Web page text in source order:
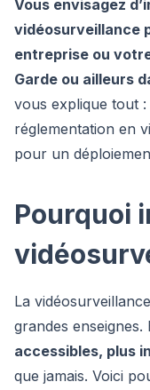
Vous envisagez
vidéosurveillance
entreprise ou
Garde ou ailleurs
vous explique tout
réglementation en
pour un
Pourquoi
La
grandes enseignes.
accessibles, plus
que jamais. Voici
HiTek Assistant
En ligne
Services .